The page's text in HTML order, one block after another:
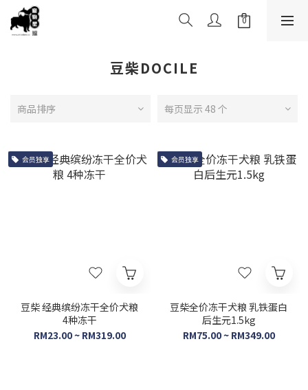
豆柴DOCILE
商品排序 每页显示 48 个
会员独享
豆柴 经典缤纷冻干全价犬粮
4种冻干
RM23.00 ~ RM319.00
会员独享
豆柴全价冻干犬粮 乳铁蛋白
后生元1.5kg
RM75.00 ~ RM349.00